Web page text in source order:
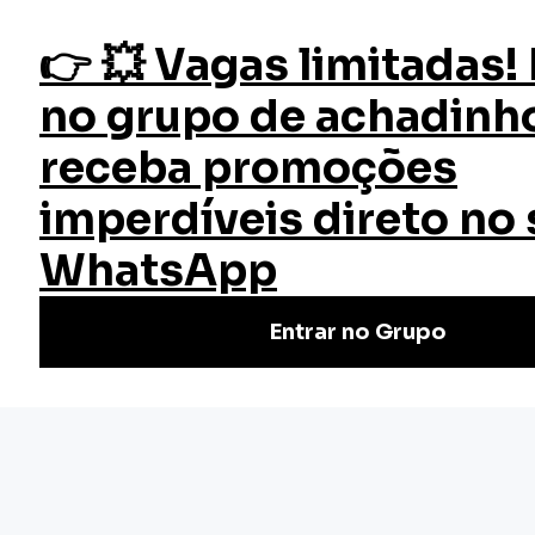
fazer login
Início Cursos Cursos Gratuitos Perícia Ambiental
Curso Perícia Ambiental
Curso de Perícia Ambiental Grátis e Online da EW: aprenda
técnicas essenciais para atuar em perícias ambientais e